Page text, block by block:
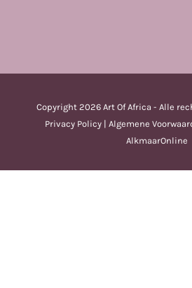
Copyright 2026 Art Of Africa - Alle
Privacy Policy | Algemene
AlkmaarOnline